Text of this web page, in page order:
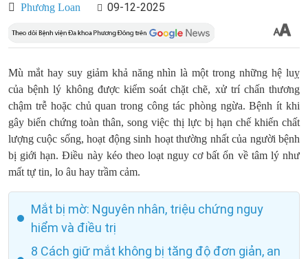
Phương Loan 09-12-2025
Mù mắt hay suy giảm khả năng nhìn là một trong những hệ luỵ
của bệnh lý không được kiểm soát chặt chẽ, xử trí chấn thương
chậm trễ hoặc chủ quan trong công tác phòng ngừa. Bệnh ít khi
gây biến chứng toàn thân, song việc thị lực bị hạn chế khiến chất
lượng cuộc sống, hoạt động sinh hoạt thường nhất của người bệnh
bị giới hạn. Điều này kéo theo loạt nguy cơ bất ổn về tâm lý như
mất tự tin, lo âu hay trầm cảm.
Mắt bị mờ: Nguyên nhân, triệu chứng nguy
hiểm và điều trị
8 Cách giữ mắt không bị tăng độ đơn giản, an